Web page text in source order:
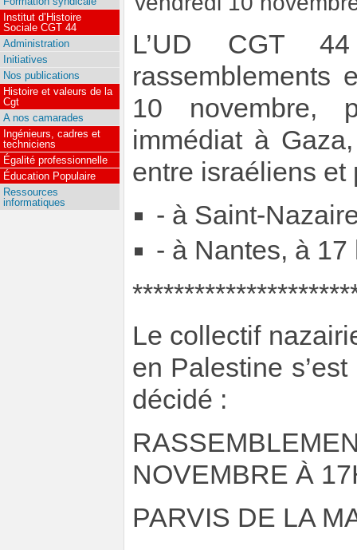
L’UD CGT
rassemblements
10 novembre,
immédiat à
entre israéliens et
- à Saint-
- à Nantes, à
Le collectif
en Palestine
décidé :
NOVEMBRE À
PARVIS DE LA
Institut d’Histoire
Sociale CGT 44
Administration
Initiatives
Nos publications
Histoire et valeurs de la
Cgt
A nos camarades
Ingénieurs, cadres et
techniciens
Égalité professionnelle
Éducation Populaire
Ressources
informatiques